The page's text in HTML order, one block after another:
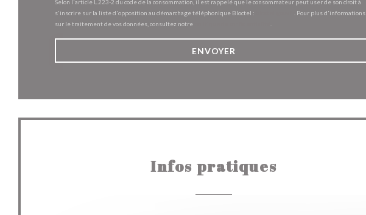
Selon l'article L.223-2 du code de la consommation, il est rappelé que le consommateur peut user de son droit à
s'inscrire sur la liste d'opposition au démarchage téléphonique Bloctel :
. Pour plus d'informations
sur le traitement de vos données, consultez notre
Infos pratiques